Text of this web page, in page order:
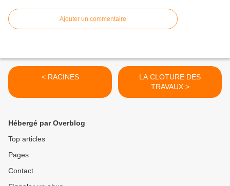
Ajouter un commentaire
< RACINES
LA CLOTURE DES
TRAVAUX >
Hébergé par Overblog
Top articles
Pages
Contact